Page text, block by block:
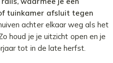
tuinkamer afsluit tegen
achter elkaar weg als het
houd je je uitzicht open en je
tot in de late herfst.